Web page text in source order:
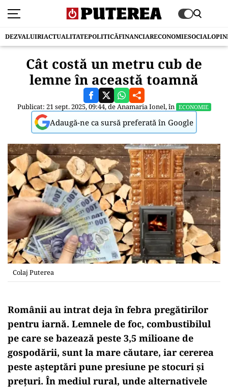
DEZVALUIRIACTUALITATEPOLITICĂFINANCIARECONOMIESOCIAL
Cât costă un metru cub de
lemne în această toamnă
Publicat: 21 sept. 2025, 09:44, deAnamaria Ionel, în ECONOMIE
Adaugă-ne ca sursă preferată în Google
Colaj Puterea
Românii au intrat deja în febra pregătirilor
pentru iarnă. Lemnele de foc, combustibilul
pe care se bazează peste 3,5 milioane de
gospodării, sunt la mare căutare, iar cererea
peste așteptări pune presiune pe stocuri și
prețuri. În mediul rural, unde alternativele